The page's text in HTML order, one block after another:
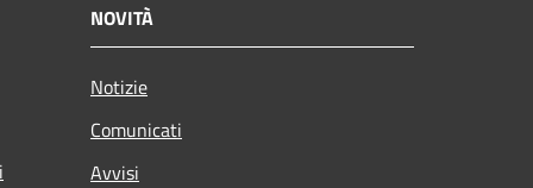
NOVITÀ
Notizie
Comunicati
Avvisi